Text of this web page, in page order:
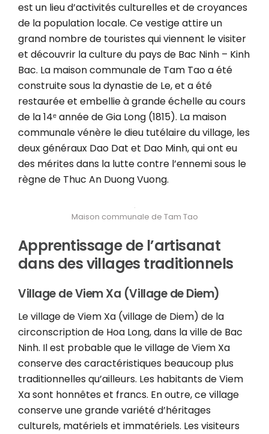
est un lieu d’activités culturelles et de croyances
de la population locale. Ce vestige attire un
grand nombre de touristes qui viennent le visiter
et découvrir la culture du pays de Bac Ninh – Kinh
Bac. La maison communale de Tam Tao a été
construite sous la dynastie de Le, et a été
restaurée et embellie à grande échelle au cours
de la 14ᵉ année de Gia Long (1815). La maison
communale vénère le dieu tutélaire du village, les
deux généraux Dao Dat et Dao Minh, qui ont eu
des mérites dans la lutte contre l’ennemi sous le
règne de Thuc An Duong Vuong.
Maison communale de Tam Tao
Apprentissage de l’artisanat
dans des villages traditionnels
Village de Viem Xa (Village de Diem)
Le village de Viem Xa (village de Diem) de la
circonscription de Hoa Long, dans la ville de Bac
Ninh. Il est probable que le village de Viem Xa
conserve des caractéristiques beaucoup plus
traditionnelles qu’ailleurs. Les habitants de Viem
Xa sont honnêtes et francs. En outre, ce village
conserve une grande variété d’héritages
culturels, matériels et immatériels. Les visiteurs